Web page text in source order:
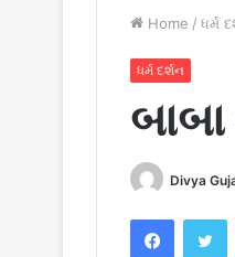
Home / ધર્મ
ધર્મ દર્શન
Divya